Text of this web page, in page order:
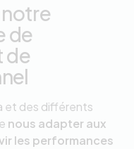
de
de
et des différents
nous adapter aux
les performances